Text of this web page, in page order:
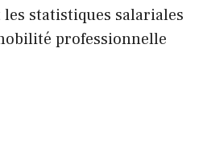
statistiques salariales
professionnelle